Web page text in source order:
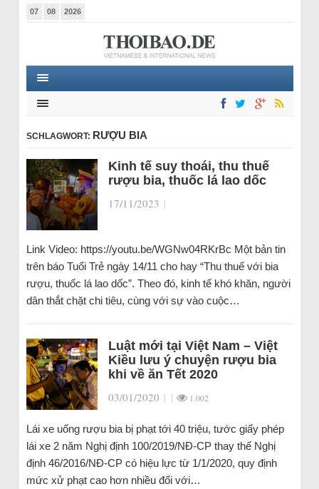
07 08 2026
SCHLAGWORT: RƯỢU BIA
Kinh tế suy thoái, thu thuế
rượu bia, thuốc lá lao dốc
17/11/2023 |
Link Video: https://youtu.be/WGNw04RKrBc Một bản tin
trên báo Tuổi Trẻ ngày 14/11 cho hay “Thu thuế với bia
rượu, thuốc lá lao dốc”. Theo đó, kinh tế khó khăn, người
dân thắt chặt chi tiêu, cùng với sự vào cuộc…
Luật mới tại Việt Nam – Việt
Kiều lưu ý chuyện rượu bia
khi về ăn Tết 2020
03/01/2020 | | 1.002
Lái xe uống rượu bia bị phạt tới 40 triệu, tước giấy phép
lái xe 2 năm Nghị định 100/2019/NĐ-CP thay thế Nghị
định 46/2016/NĐ-CP có hiệu lực từ 1/1/2020, quy định
mức xử phạt cao hơn nhiều đối với…